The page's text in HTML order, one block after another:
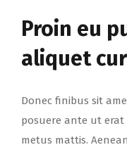
Proin eu
aliquet
Donec finibus sit
posuere ante ut
metus mattis.